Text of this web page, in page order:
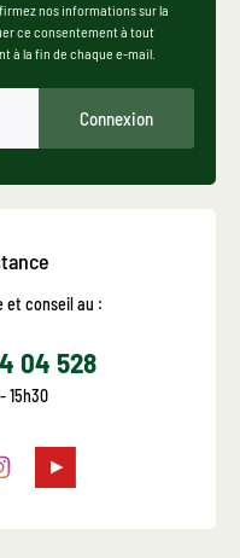
nos informations sur la
ce consentement à tout
à la fin de chaque e-mail.
Connexion
et conseil au :
04 528
15h30